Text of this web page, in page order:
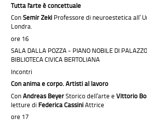
Tutta l'arte è concettuale
ConSemir Zeki Professore di neuroestetica all’
Londra.
ore 16
SALA DALLA POZZA - PIANO NOBILE DI
BIBLIOTECA CIVICA BERTOLIANA
Incontri
Con anima e corpo. Artisti al lavoro
ConAndreas BeyerStorico dell’arte eVittorio Bo
letture di Federica CassiniAttrice
ore 17